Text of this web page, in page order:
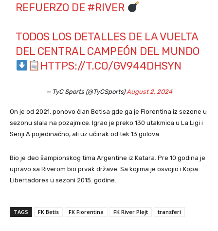
REFUERZO DE #RIVER
TODOS LOS DETALLES DE LA VUELTA
DEL CENTRAL CAMPEÓN DEL MUNDO
HTTPS://T.CO/GV944DHSYN
— TyC Sports (@TyCSports)August 2, 2024
On je od 2021. ponovo član Betisa gde ga je Fiorentina iz sezone u
sezonu slala na pozajmice. Igrao je preko 130 utakmica u La Ligi i
Seriji A pojedinačno, ali uz učinak od tek 13 golova.
Bio je deo šampionskog tima Argentine iz Katara. Pre 10 godina je
upravo sa Riverom bio prvak države. Sa kojima je osvojio i Kopa
Libertadores u sezoni 2015. godine.
TAGS FK Betis FK Fiorentina FK River Plejt transferi